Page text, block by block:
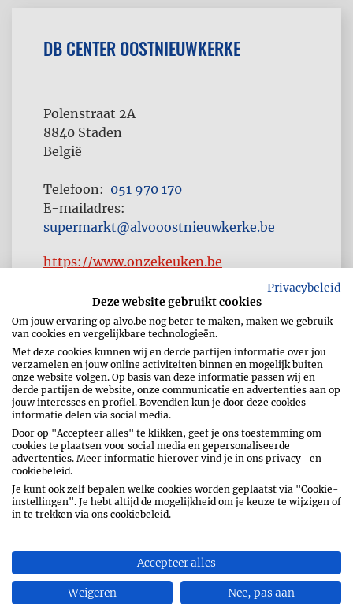
DB CENTER OOSTNIEUWKERKE
Polenstraat 2A
8840 Staden
België
Telefoon
051 970 170
E-mailadres
supermarkt@alvooostnieuwkerke.be
https://www.onzekeuken.be
OPENINGSUREN
Dag
Time
slot
maandag: 12:00-19:00
8:00-19:00
donderdag: 8:00-19:00
Privacybeleid
Deze website gebruikt cookies
Om jouw ervaring op alvo.be nog beter te maken, maken we gebruik
van cookies en vergelijkbare technologieën.
Met deze cookies kunnen wij en derde partijen informatie over jou
verzamelen en jouw online activiteiten binnen en mogelijk buiten
onze website volgen. Op basis van deze informatie passen wij en
derde partijen de website, onze communicatie en advertenties aan op
jouw interesses en profiel. Bovendien kun je door deze cookies
informatie delen via social media.
Door op "Accepteer alles" te klikken, geef je ons toestemming om
cookies te plaatsen voor social media en gepersonaliseerde
advertenties. Meer informatie hierover vind je in ons privacy- en
cookiebeleid.
Je kunt ook zelf bepalen welke cookies worden geplaatst via "Cookie-
instellingen". Je hebt altijd de mogelijkheid om je keuze te wijzigen of
in te trekken via ons cookiebeleid.
Accepteer alles
Weigeren Nee, pas aan